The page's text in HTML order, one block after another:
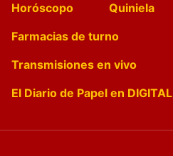
Horóscopo
Quiniela
Farmacias de turno
Transmisiones en vivo
El Diario de Papel en DIGITAL